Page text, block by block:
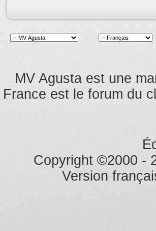
MV Agusta est une
France est le forum du
Copyright ©2000 -
Version